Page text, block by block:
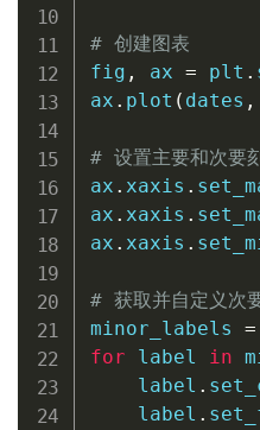
# 创建图表
fig , ax = plt .
ax . plot ( dates ,
# 设置主要和次要
ax . xaxis .
ax . xaxis .
ax . xaxis .
# 获取并自定义次
minor_labels =
for label in
    label
.
    label
.